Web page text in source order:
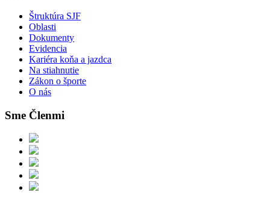
Štruktúra SJF
Oblasti
Dokumenty
Evidencia
Kariéra koňa a jazdca
Na stiahnutie
Zákon o športe
O nás
Sme Členmi